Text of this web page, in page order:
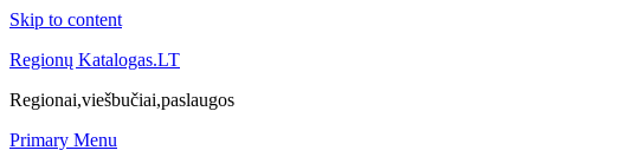
Skip to content
Regionų Katalogas.LT
Regionai,viešbučiai,paslaugos
Primary Menu